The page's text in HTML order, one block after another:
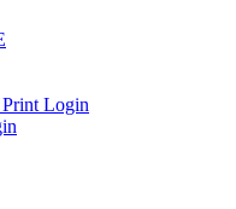
Login